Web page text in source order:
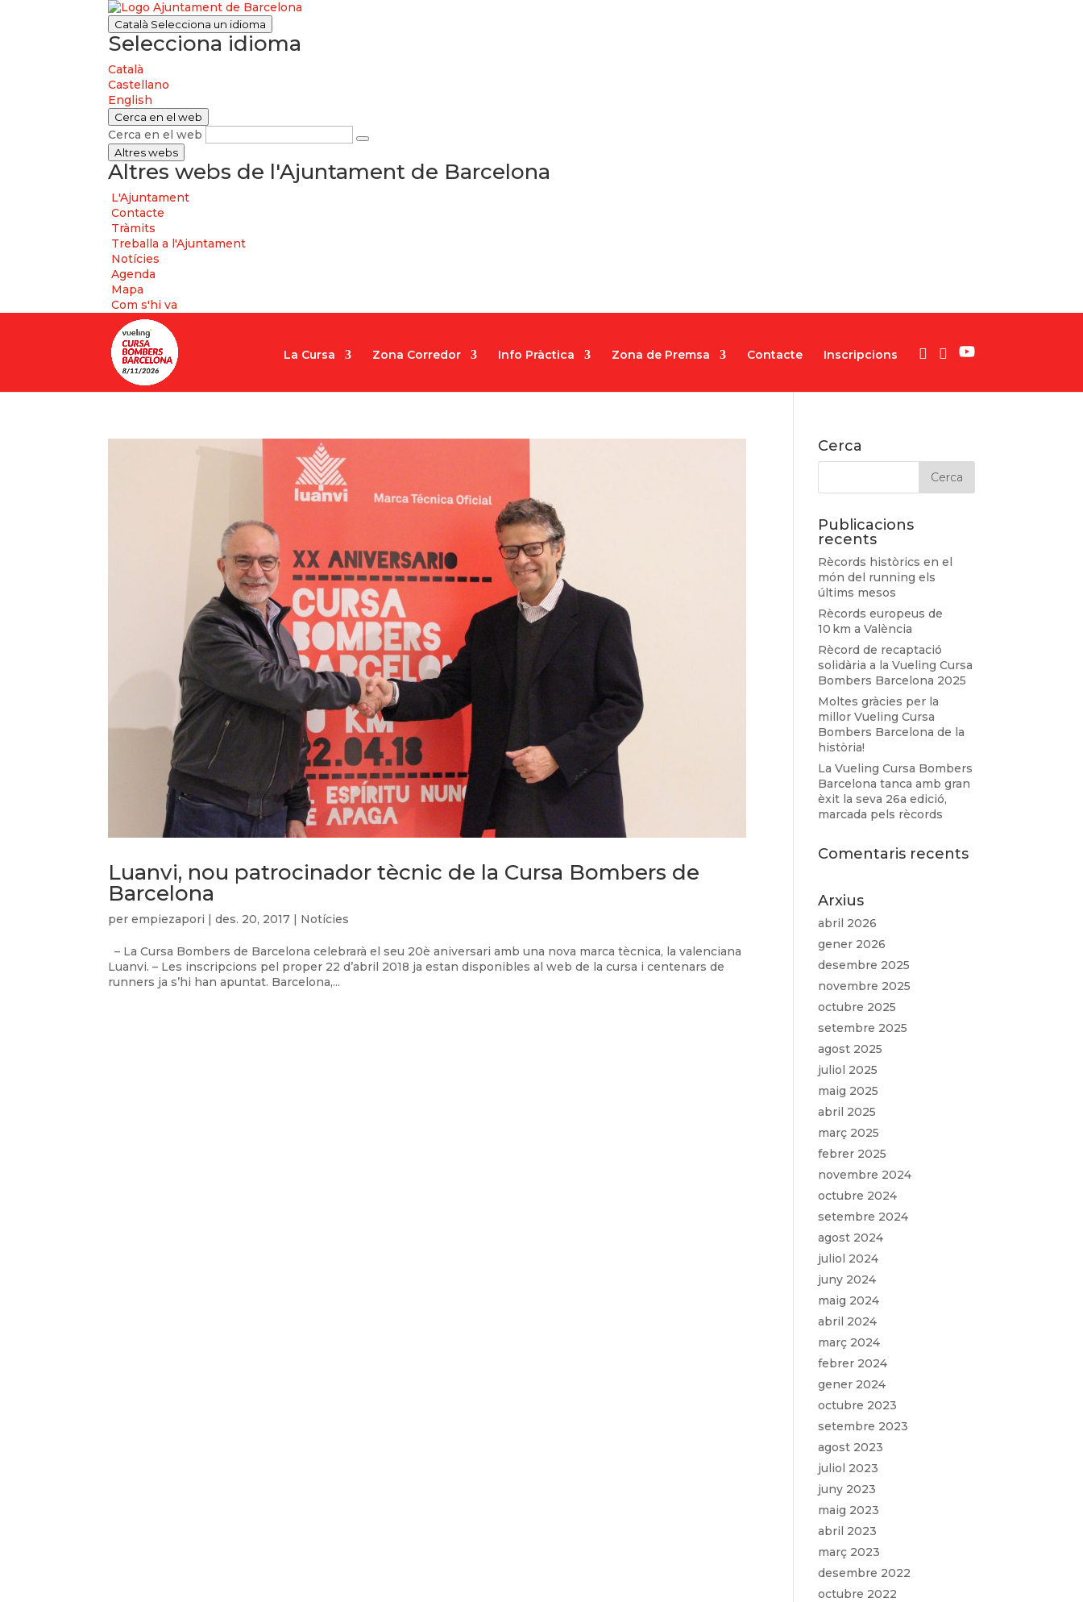
Català Selecciona un idioma
Selecciona idioma
Català
Castellano
English
Cerca en el web
Cerca en el web
Altres webs
Altres webs de l'Ajuntament de Barcelona
L'Ajuntament
Contacte
Tràmits
Treballa a l'Ajuntament
Notícies
Agenda
Mapa
Com s'hi va
La Cursa Zona Corredor Info Pràctica Zona de Premsa Contacte Inscripcions
Luanvi, nou patrocinador tècnic de la Cursa Bombers de
Barcelona
perempiezapori |des. 20, 2017 | Notícies
– La Cursa Bombers de Barcelona celebrarà el seu 20è aniversari amb una nova marca tècnica, la valenciana
Luanvi. – Les inscripcions pel proper 22 d’abril 2018 ja estan disponibles al web de la cursa i centenars de
runners ja s’hi han apuntat. Barcelona,...
Cerca
Publicacions
recents
Rècords històrics en el
món del running els
últims mesos
Rècords europeus de
10 km a València
Rècord de recaptació
solidària a la Vueling Cursa
Bombers Barcelona 2025
Moltes gràcies per la
millor Vueling Cursa
Bombers Barcelona de la
història!
La Vueling Cursa Bombers
Barcelona tanca amb gran
èxit la seva 26a edició,
marcada pels rècords
Comentaris recents
Arxius
abril 2026
gener 2026
desembre 2025
novembre 2025
octubre 2025
setembre 2025
agost 2025
juliol 2025
maig 2025
abril 2025
març 2025
febrer 2025
novembre 2024
octubre 2024
setembre 2024
agost 2024
juliol 2024
juny 2024
maig 2024
abril 2024
març 2024
febrer 2024
gener 2024
octubre 2023
setembre 2023
agost 2023
juliol 2023
juny 2023
maig 2023
abril 2023
març 2023
desembre 2022
octubre 2022